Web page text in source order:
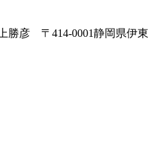
勝彦 〒414-0001静岡県伊東